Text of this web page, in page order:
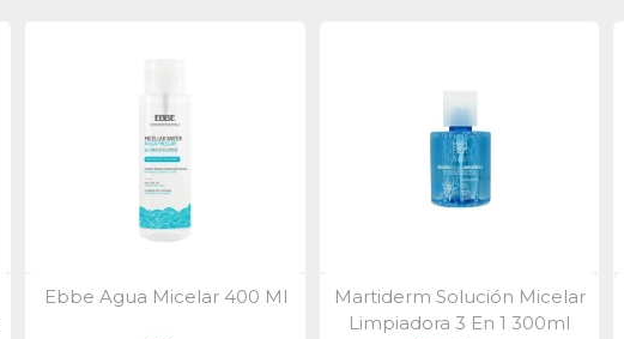
Vista Rápida
Ebbe Agua Micelar 400 Ml Vista Rápida
Martiderm Solución Micelar
Limpiadora 3 En 1 300ml